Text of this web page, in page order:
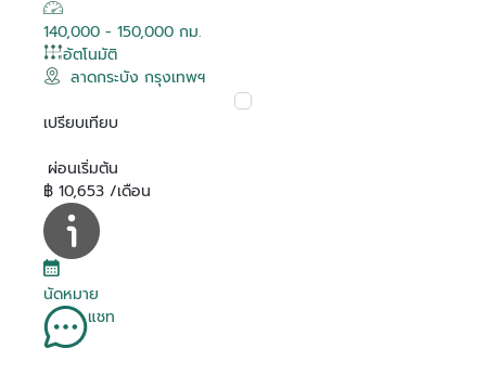
140,000 - 150,000 กม.
อัตโนมัติ
ลาดกระบัง กรุงเทพฯ
เปรียบเทียบ
ผ่อนเริ่มต้น
฿ 10,653 /เดือน
นัดหมาย
แชท